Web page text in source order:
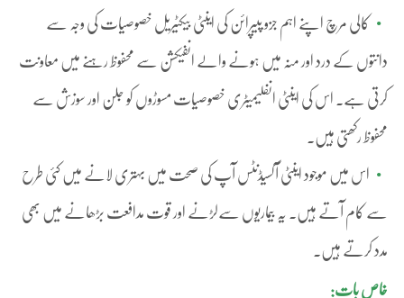
کالی مرچ اپنے اہم جزو پیپرائن کی اینٹی بیکٹیریل خصوصیات کی وجہ سے
دانتوں کے درد اور منہ میں ہونے والے انفیکشن سے محفوظ رہنے میں معاونت
کرتی ہے۔ اس کی اینٹی انفلیمیٹری خصوصیات مسوڑوں کو جلن اور سوزش سے
محفوظ رکھتی ہیں۔
اس میں موجود اینٹی آکسیڈنٹس آپ کی صحت میں بہتری لانے میں کئی طرح
سے کام آتے ہیں۔ یہ بیماریوں سےلڑنے اور قوت مدافعت بڑھانے میں بھی
مدد کرتے ہیں۔
خاص بات: